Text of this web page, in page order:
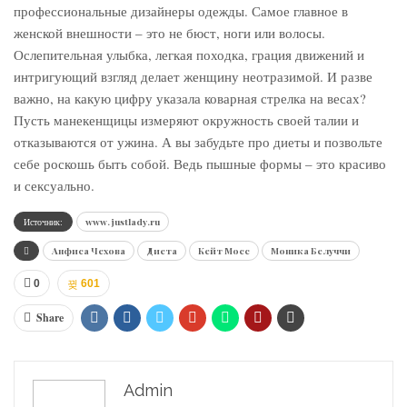
профессиональные дизайнеры одежды. Самое главное в
женской внешности – это не бюст, ноги или волосы.
Ослепительная улыбка, легкая походка, грация движений и
интригующий взгляд делает женщину неотразимой. И разве
важно, на какую цифру указала коварная стрелка на весах?
Пусть манекенщицы измеряют окружность своей талии и
отказываются от ужина. А вы забудьте про диеты и позвольте
себе роскошь быть собой. Ведь пышные формы – это красиво
и сексуально.
Источник: www.justlady.ru
Анфиса Чехова Диета Кейт Мосс Моника Белуччи
0 601
Share
Admin